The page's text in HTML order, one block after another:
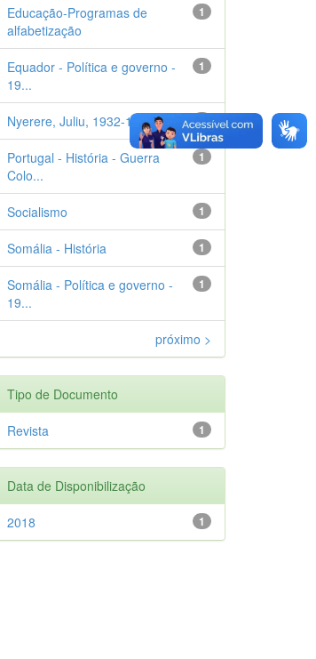
1
Educação-Programas de
alfabetização
1
Equador - Política e governo -
19...
1
Nyerere, Juliu, 1932-1999
1
Portugal - História - Guerra
Colo...
1
Socialismo
1
Somália - História
1
Somália - Política e governo -
19...
próximo >
Tipo de Documento
1
Revista
Data de Disponibilização
1
2018